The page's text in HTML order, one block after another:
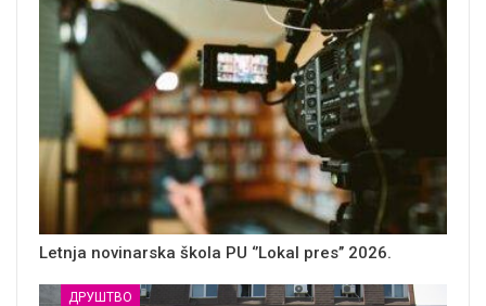
Letnja novinarska škola PU ‘’Lokal pres’’ 2026.
ДРУШТВО